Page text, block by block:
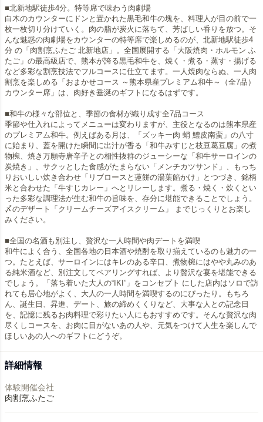
■北新地駅徒歩4分。特等席で味わう肉劇場
白木のカウンターにドンと置かれた黒毛和牛の塊を、料理人が目の前で一
枚一枚切り分けていく。肉の脂が炭火に落ちて、芳ばしい香りを放つ。そ
んな魅惑の肉劇場をカウンターの特等席で楽しめるのが、北新地駅徒歩4
分 の「肉割烹ふたご 北新地店」。全国展開する「大阪焼肉・ホルモン ふ
たご」の最高級店で、熊本が誇る黒毛和牛を、焼く・煮る・蒸す・揚げる
など多彩な割烹技法でフルコースに仕立てます。一人焼肉ならぬ、一人肉
割烹を楽しめる「おまかせコース ～熊本県産プレミアム和牛～（全7品）
カウンター席」は、肉好き垂涎のギフトになるはずです。
■和牛の様々な部位と、季節の食材が織り成す全7品コース
季節や仕入れによってメニューは変わりますが、主役となるのは熊本県産
のプレミアム和牛。例えばある月は、「ズッキー肉 蛸 鱧皮南蛮」の八寸
に始まり、蓋を開けた瞬間に出汁が香る「和牛みすじと枝豆葛豆腐」の煮
物椀、焼き万願寺唐辛子との相性抜群のジューシーな「和牛サーロインの
炭焼き」、サクッとした食感がたまらない「メンチカツサンド」、もっち
りおいしい炊き合わせ「リブロースと蓮餅の湯葉餡かけ」とつづき、銘柄
米と合わせた「牛すじカレー」へとリレーします。煮る・焼く・炊くとい
った多彩な調理法が生む和牛の旨味を、存分に堪能できることでしょう。
〆のデザート「クリームチーズアイスクリーム」 までじっくりとお楽し
みください。
■全国の名酒も別注し、贅沢な一人時間や肉デートを満喫
和牛によく合う、全国各地の日本酒や焼酎を取り揃えているのも魅力の一
つ。たとえば、サーロインにはキレのある辛口、煮物椀にはやや丸みのあ
る純米酒など、別注文してペアリングすれば、より贅沢な宴を堪能できる
でしょう。「落ち着いた大人の“IKI”」をコンセプト にした店内はソロで訪
れても居心地がよく、大人の一人時間を満喫するのにぴったり。もちろ
ん、誕生日、昇進、デート、旅の締めくくりなど、大事な人との記念日
を、記憶に残るお肉料理で彩りたい人にもおすすめです。そんな贅沢な肉
尽くしコースを、お肉に目がないあの人や、元気をつけて人生を楽しんで
ほしいあの人へのギフトにどうぞ。
詳細情報
体験開催会社
肉割烹ふたご